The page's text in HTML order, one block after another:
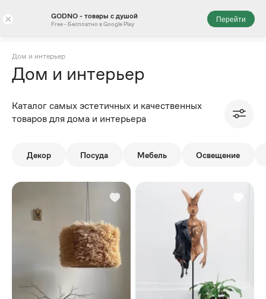
× GODNO - товары с душой
Free - Бесплатно в Google Play
Перейти
⁠Дом и интерьер
⁠Дом и интерьер
Каталог самых эстетичных и качественных
товаров для дома и интерьера
Декор Посуда Мебель Освещение